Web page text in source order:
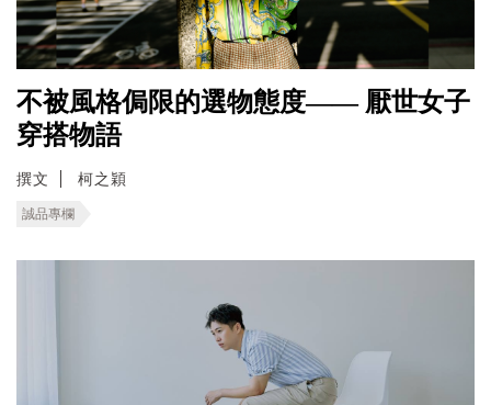
不被風格侷限的選物態度—— 厭世女子
穿搭物語
撰文 柯之穎
誠品專欄